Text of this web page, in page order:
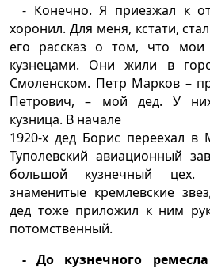
- Конечно. Я приезжал к
хоронил. Для меня, кстати,
его рассказ о том, что
кузнецами. Они жили в
Смоленском. Петр Марков –
Петрович, – мой дед. У
кузница. В начале
1920-х дед Борис переехал в
Туполевский авиационный
большой кузнечный цех.
знаменитые кремлевские
дед тоже приложил к ним
потомственный.
- До кузнечного